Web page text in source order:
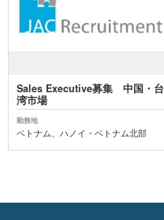
Sales Executive募集 中国・台
湾市場
勤務地
ベトナム、ハノイ・ベトナム北部